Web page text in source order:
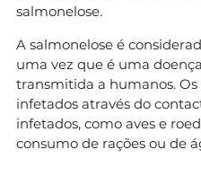
salmonelose.
A salmonelose é
uma vez que é uma
transmitida a humanos.
infetados através do
infetados, como aves e
consumo de rações ou de